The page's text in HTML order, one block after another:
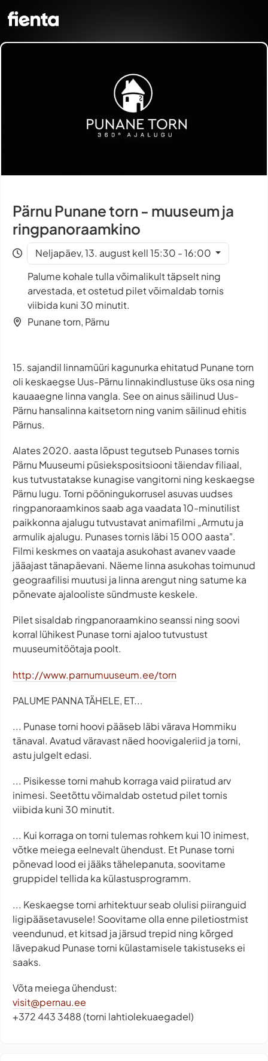
Pärnu Punane torn - muuseum ja
ringpanoraamkino
Neljapäev, 13. august kell 15:30 - 16:00
Palume kohale tulla võimalikult täpselt ning
arvestada, et ostetud pilet võimaldab tornis
viibida kuni 30 minutit.
Punane torn, Pärnu
15. sajandil linnamüüri kagunurka ehitatud Punane torn
oli keskaegse Uus-Pärnu linnakindlustuse üks osa ning
kauaaegne linna vangla. See on ainus säilinud Uus-
Pärnu hansalinna kaitsetorn ning vanim säilinud ehitis
Pärnus.
Alates 2020. aasta lõpust tegutseb Punases tornis
Pärnu Muuseumi püsiekspositsiooni täiendav filiaal,
kus tutvustatakse kunagise vangitorni ning keskaegse
Pärnu lugu. Torni pööningukorrusel asuvas uudses
ringpanoraamkinos saab aga vaadata 10-minutilist
paikkonna ajalugu tutvustavat animafilmi „Armutu ja
armulik ajalugu. Punases tornis läbi 15 000 aasta".
Filmi keskmes on vaataja asukohast avanev vaade
jääajast tänapäevani. Näeme linna asukohas toimunud
geograafilisi muutusi ja linna arengut ning satume ka
põnevate ajalooliste sündmuste keskele.
Pilet sisaldab ringpanoraamkino seanssi ning soovi
korral lühikest Punase torni ajaloo tutvustust
muuseumitöötaja poolt.
http://www.parnumuuseum.ee/torn
PALUME PANNA TÄHELE, ET...
... Punase torni hoovi pääseb läbi värava Hommiku
tänaval. Avatud väravast näed hoovigaleriid ja torni,
astu julgelt edasi.
... Pisikesse torni mahub korraga vaid piiratud arv
inimesi. Seetõttu võimaldab ostetud pilet tornis
viibida kuni 30 minutit.
... Kui korraga on torni tulemas rohkem kui 10 inimest,
võtke meiega eelnevalt ühendust. Et Punase torni
põnevad lood ei jääks tähelepanuta, soovitame
gruppidel tellida ka külastusprogramm.
... Keskaegse torni arhitektuur seab olulisi piiranguid
ligipääsetavusele! Soovitame olla enne piletiostmist
veendunud, et kitsad ja järsud trepid ning kõrged
lävepakud Punase torni külastamisele takistuseks ei
saaks.
Võta meiega ühendust:
visit@pernau.ee
+372 443 3488 (torni lahtiolekuaegadel)